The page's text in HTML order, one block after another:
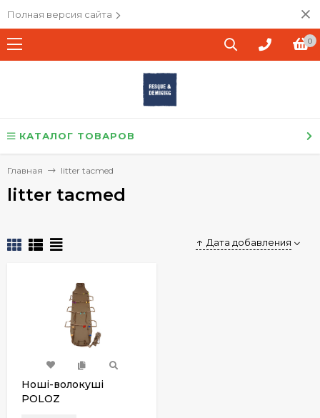
Полная версия сайта
0
КАТАЛОГ ТОВАРОВ
Главная litter tacmed
litter tacmed
Дата добавления
Ноші-волокуші
POLOZ